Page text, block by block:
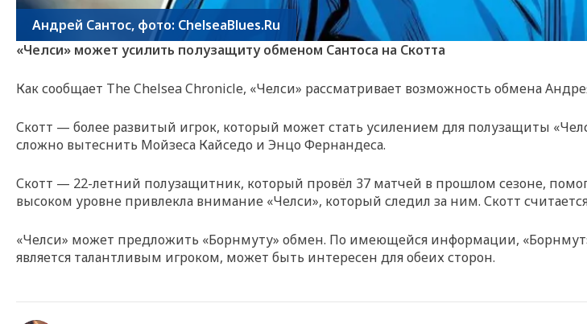
Андрей Сантос, фото: ChelseaBlues.Ru
«Челси» может усилить полузащиту обменом Сантоса на Скотта
Как сообщает The Chelsea Chronicle, «Челси» рассматривает возможность обмена
Скотт — более развитый игрок, который может стать усилением для полузащиты
сложно вытеснить Мойзеса Кайседо и Энцо Фернандеса.
Скотт — 22-летний полузащитник, который провёл 37 матчей в прошлом сезоне,
высоком уровне привлекла внимание «Челси», который следил за ним. Скотт
«Челси» может предложить «Борнмуту» обмен. По имеющейся информации,
является талантливым игроком, может быть интересен для обеих сторон.